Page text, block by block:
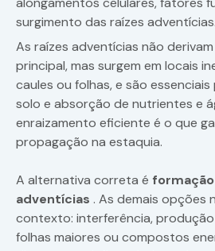
surgimento das raízes adventícias.
As raízes adventícias não
principal, mas surgem em locais
caules ou folhas, e são
solo e absorção de nutrientes e
enraizamento eficiente é o que
propagação na estaquia.
A alternativa correta é
adventícias . As demais opções
contexto: interferência,
folhas maiores ou compostos